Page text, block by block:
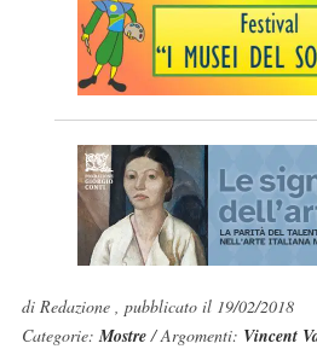
di Redazione , pubblicato il 19/02/2018
Categorie:Mostre/ Argomenti: Vincent